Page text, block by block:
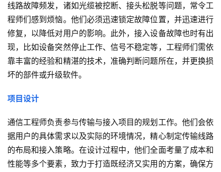
线路故障频发，诸如光缆被挖断、接头松脱等问题，常令工
程师们感到烦恼。他们必须迅速锁定故障位置，并迅速进行
修复，以降低对用户的影响。此外，接入设备故障也时有出
现，比如设备突然停止工作、信号不稳定等，工程师们需依
靠丰富的经验和精湛的技术，准确判断问题所在，并更换损
坏的部件或升级软件。
项目设计
通信工程师负责参与传输与接入项目的规划工作。他们会依
据用户的具体需求以及实际的环境情况，精心制定传输线路
的布局和接入策略。在设计过程中，他们全面考量了成本和
性能等多个要素，致力于打造既经济又实用的方案，确保方